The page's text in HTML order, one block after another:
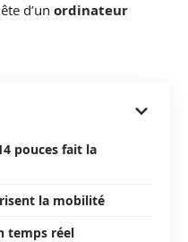
d’un ordinateur
pouces fait la
la mobilité
temps réel